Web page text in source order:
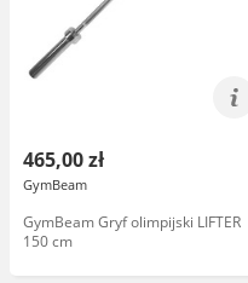
465,00 zł
GymBeam
GymBeam Gryf olimpijski LIFTER
150 cm